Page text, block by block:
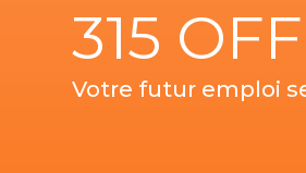
315
Votre futur emploi